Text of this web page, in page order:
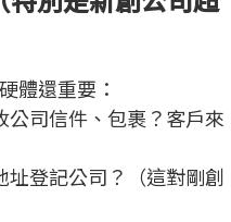
體還重要：
公司信件、包裹？客戶來
址登記公司？（這對剛創